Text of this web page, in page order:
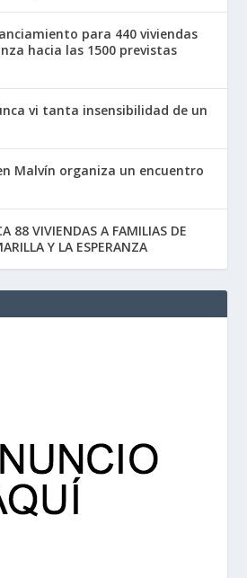
para 440 viviendas
hacia las 1500 previstas
vi tanta insensibilidad de un
Malvín organiza un encuentro
88 VIVIENDAS A FAMILIAS DE
Y LA ESPERANZA